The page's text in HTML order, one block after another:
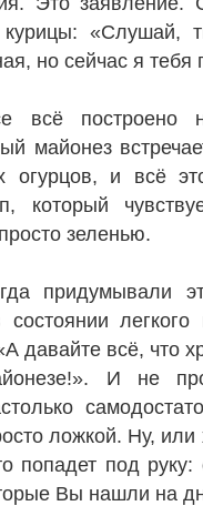
курицы: «Слушай,
но сейчас я
всё построено
майонез
огурцов, и всё
который
зеленью.
придумывали
легкого
давайте всё, что
И не
ложкой. Ну, или
попадет под руку:
Вы нашли на